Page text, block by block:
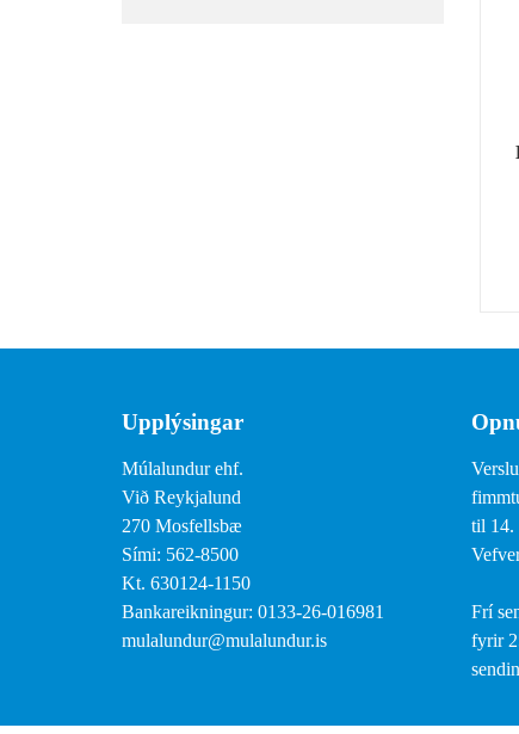
Upplýsingar
Múlalundur ehf.
Við Reykjalund
270 Mosfellsbæ
Sími: 562-8500
Kt. 630124-1150
Bankareikningur: 0133-26-016981
mulalundur@mulalundur.is
til 14.
Frí
fyrir